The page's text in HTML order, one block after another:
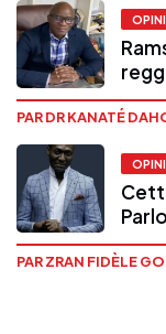
PAR DR KANATÉ
PAR ZRAN FIDÈLE